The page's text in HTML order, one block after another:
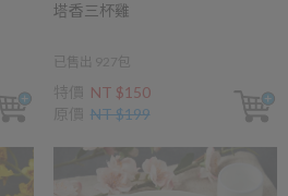
塔香三杯雞
NT $150
NT $199